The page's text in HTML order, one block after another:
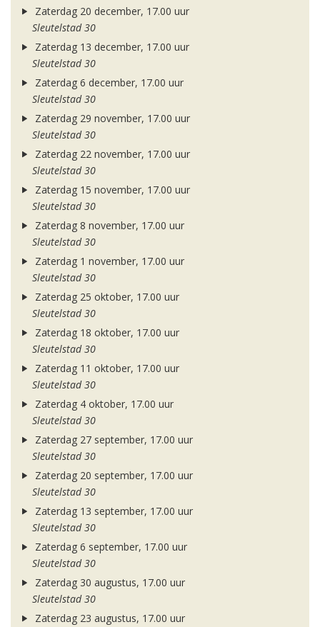
Zaterdag 20 december, 17.00 uur
Sleutelstad 30
Zaterdag 13 december, 17.00 uur
Sleutelstad 30
Zaterdag 6 december, 17.00 uur
Sleutelstad 30
Zaterdag 29 november, 17.00 uur
Sleutelstad 30
Zaterdag 22 november, 17.00 uur
Sleutelstad 30
Zaterdag 15 november, 17.00 uur
Sleutelstad 30
Zaterdag 8 november, 17.00 uur
Sleutelstad 30
Zaterdag 1 november, 17.00 uur
Sleutelstad 30
Zaterdag 25 oktober, 17.00 uur
Sleutelstad 30
Zaterdag 18 oktober, 17.00 uur
Sleutelstad 30
Zaterdag 11 oktober, 17.00 uur
Sleutelstad 30
Zaterdag 4 oktober, 17.00 uur
Sleutelstad 30
Zaterdag 27 september, 17.00 uur
Sleutelstad 30
Zaterdag 20 september, 17.00 uur
Sleutelstad 30
Zaterdag 13 september, 17.00 uur
Sleutelstad 30
Zaterdag 6 september, 17.00 uur
Sleutelstad 30
Zaterdag 30 augustus, 17.00 uur
Sleutelstad 30
Zaterdag 23 augustus, 17.00 uur